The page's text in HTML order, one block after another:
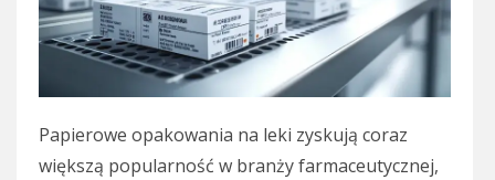
Papierowe opakowania na leki zyskują coraz
większą popularność w branży farmaceutycznej,